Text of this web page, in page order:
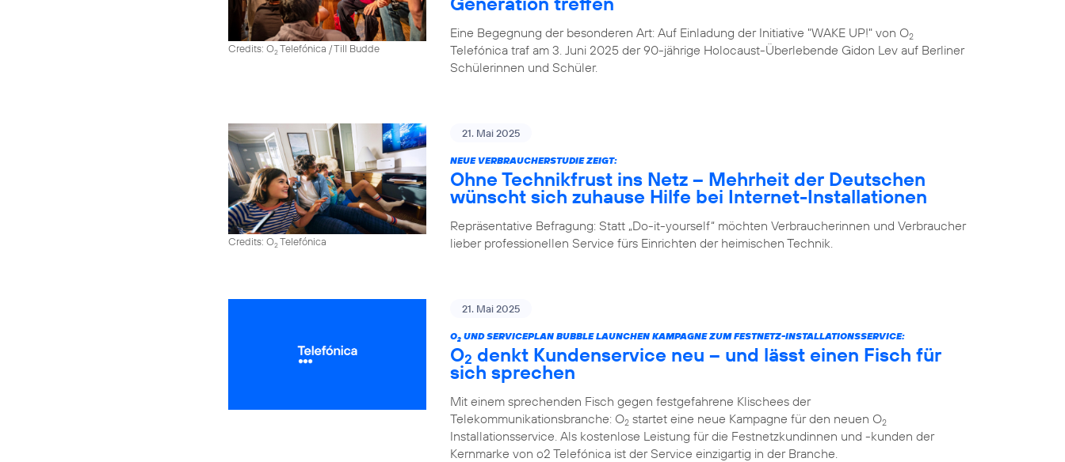
Credits: O2Telefónica / Till Budde
Eine Begegnung der besonderen Art: Auf Einladung der Initiative "WAKE UP!" von O2
Telefónica traf am 3. Juni 2025 der 90-jährige Holocaust-Überlebende Gidon Lev auf Berliner
Schülerinnen und Schüler.
Credits: O2Telefónica
21. Mai 2025
NEUE VERBRAUCHERSTUDIE ZEIGT:
Ohne Technikfrust ins Netz – Mehrheit der Deutschen
wünscht sich zuhause Hilfe bei Internet-Installationen
Repräsentative Befragung: Statt „Do-it-yourself“ möchten Verbraucherinnen und Verbraucher
lieber professionellen Service fürs Einrichten der heimischen Technik.
21. Mai 2025
O2 UND SERVICEPLAN BUBBLE LAUNCHEN KAMPAGNE ZUM FESTNETZ-INSTALLATIONSSERVICE:
O2 denkt Kundenservice neu – und lässt einen Fisch für
sich sprechen
Mit einem sprechenden Fisch gegen festgefahrene Klischees der
Telekommunikationsbranche: O2 startet eine neue Kampagne für den neuen O2
Installationsservice. Als kostenlose Leistung für die Festnetzkundinnen und -kunden der
Kernmarke von o2 Telefónica ist der Service einzigartig in der Branche.